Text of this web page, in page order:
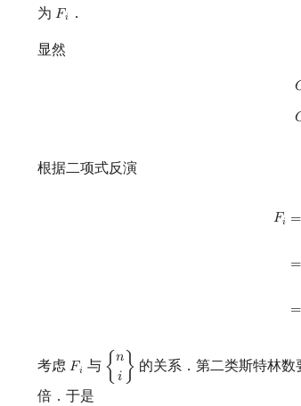
为 𝐹𝑖
Fi ．
显然
Gi
根据二项式反演
𝐹𝑖 =
=
=
考虑 𝐹𝑖
Fi 与 { 𝑛
𝑖 }
{n i} 的关系．第二类斯特林
倍．于是